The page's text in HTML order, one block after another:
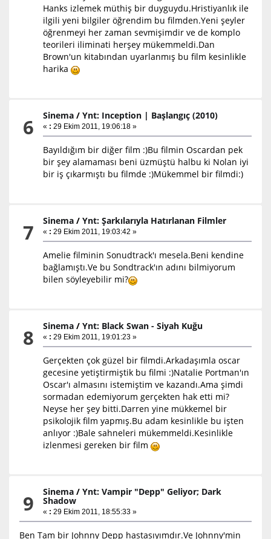
Hanks izlemek müthiş bir duyguydu.Hristiyanlık ile
ilgili yeni bilgiler öğrendim bu filmden.Yeni şeyler
öğrenmeyi her zaman sevmişimdir ve de komplo
teorileri iliminati herşey mükemmeldi.Dan
Brown'un kitabından uyarlanmış bu film kesinlikle
harika
6 Sinema /Ynt: Inception | Başlangıç (2010)
« : 29 Ekim 2011, 19:06:18 »
Bayıldığım bir diğer film :)Bu filmin Oscardan pek
bir şey alamaması beni üzmüştü halbu ki Nolan iyi
bir iş çıkarmıştı bu filmde :)Mükemmel bir filmdi:)
7 Sinema /Ynt: Şarkılarıyla Hatırlanan Filmler
« : 29 Ekim 2011, 19:03:42 »
Amelie filminin Sonudtrack'ı mesela.Beni kendine
bağlamıştı.Ve bu Sondtrack'ın adını bilmiyorum
bilen söyleyebilir mi?
8 Sinema /Ynt: Black Swan - Siyah Kuğu
« : 29 Ekim 2011, 19:01:23 »
Gerçekten çok güzel bir filmdi.Arkadaşımla oscar
gecesine yetiştirmiştik bu filmi :)Natalie Portman'ın
Oscar'ı almasını istemiştim ve kazandı.Ama şimdi
sormadan edemiyorum gerçekten hak etti mi?
Neyse her şey bitti.Darren yine mükkemel bir
psikolojik film yapmış.Bu adam kesinlikle bu işten
anlıyor :)Bale sahneleri mükemmeldi.Kesinlikle
izlenmesi gereken bir film
9 Sinema /Ynt: Vampir "Depp" Geliyor; Dark
Shadow
« : 29 Ekim 2011, 18:55:33 »
Ben Tam bir Johnny Depp hastasıyımdır.Ve Johnny'min